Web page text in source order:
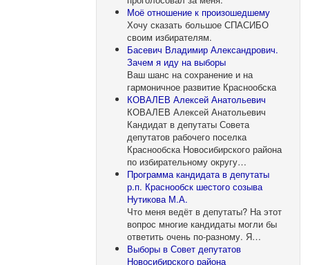
Моё отношение к произошедшему
Хочу сказать большое СПАСИБО
своим избирателям.
Басевич Владимир Александрович.
Зачем я иду на выборы
Ваш шанс на сохранение и на
гармоничное развитие Краснообска
КОВАЛЕВ Алексей Анатольевич
КОВАЛЕВ Алексей Анатольевич
Кандидат в депутаты Совета
депутатов рабочего поселка
Краснообска Новосибирского района
по избирательному округу…
Программа кандидата в депутаты
р.п. Краснообск шестого созыва
Нутикова М.А.
Что меня ведёт в депутаты? На этот
вопрос многие кандидаты могли бы
ответить очень по-разному. Я…
Выборы в Совет депутатов
Новосибирского района